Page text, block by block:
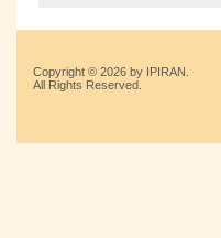
Copyright © 2026 by IPIRAN.
All Rights Reserved.